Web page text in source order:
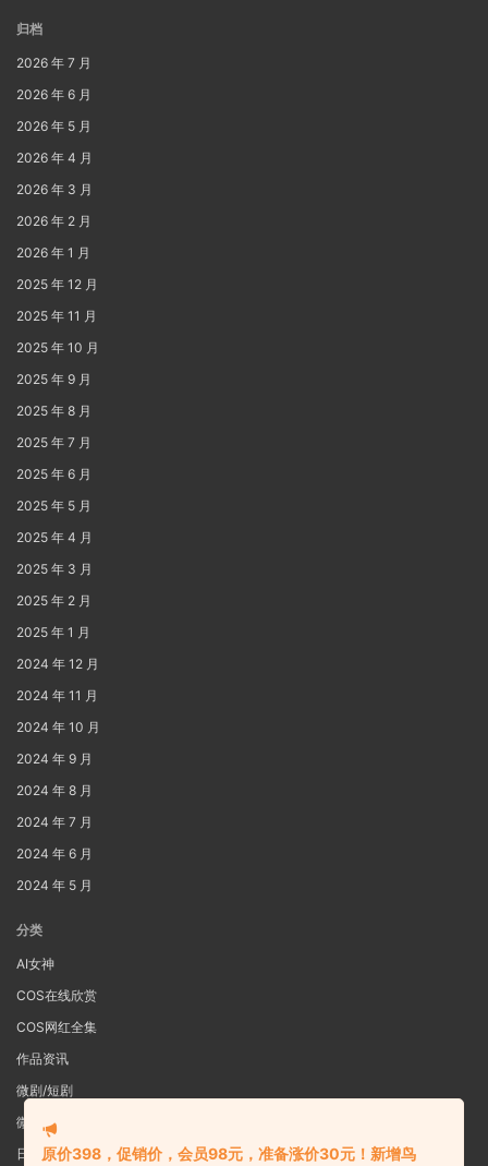
归档
2026 年 7 月
2026 年 6 月
2026 年 5 月
2026 年 4 月
2026 年 3 月
2026 年 2 月
2026 年 1 月
2025 年 12 月
2025 年 11 月
2025 年 10 月
2025 年 9 月
2025 年 8 月
2025 年 7 月
2025 年 6 月
2025 年 5 月
2025 年 4 月
2025 年 3 月
2025 年 2 月
2025 年 1 月
2024 年 12 月
2024 年 11 月
2024 年 10 月
2024 年 9 月
2024 年 8 月
2024 年 7 月
2024 年 6 月
2024 年 5 月
分类
AI女神
COS在线欣赏
COS网红全集
作品资讯
微剧/短剧
微密圈
日系写真原价398，促销价，会员98元，准备涨价30元！新增鸟